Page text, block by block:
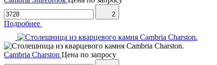
2
Подробнее
Cambria Charston Цена по запросу